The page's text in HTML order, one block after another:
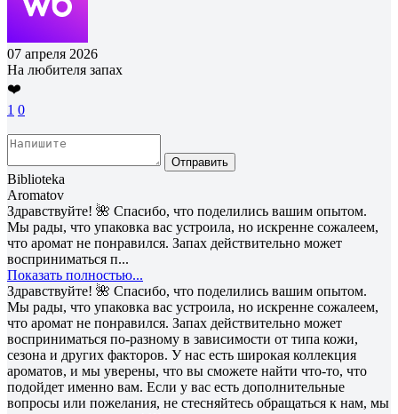
07 апреля 2026
На любителя запах
❤️
1 0
Отправить
Biblioteka
Aromatov
Здравствуйте! 🌺 Спасибо, что поделились вашим опытом.
Мы рады, что упаковка вас устроила, но искренне сожалеем,
что аромат не понравился. Запах действительно может
восприниматься п...
Показать полностью...
Здравствуйте! 🌺 Спасибо, что поделились вашим опытом.
Мы рады, что упаковка вас устроила, но искренне сожалеем,
что аромат не понравился. Запах действительно может
восприниматься по-разному в зависимости от типа кожи,
сезона и других факторов. У нас есть широкая коллекция
ароматов, и мы уверены, что вы сможете найти что-то, что
подойдет именно вам. Если у вас есть дополнительные
вопросы или пожелания, не стесняйтесь обращаться к нам, мы